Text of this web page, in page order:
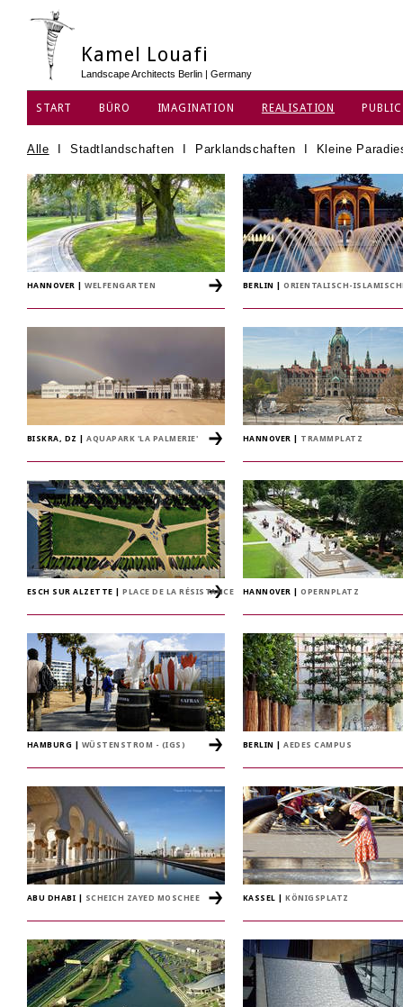
Kamel Louafi
Landscape Architects Berlin | Germany
START BÜRO IMAGINATION REALISATION
DATENSCHUTZ
Alle Stadtlandschaften Parklandschaften Kleine
HANNOVER |WELFENGARTEN BERLIN |ORIENTALISCH-
BISKRA, DZ |AQUAPARK 'LA PALMERIE' HANNOVER TRAMMPLATZ
ESCH SUR ALZETTE |PLACE DE LA RÉSISTANCE HANNOVER |OPERNPLATZ
HAMBURG WÜSTENSTROM - (IGS) BERLIN |AEDES CAMPUS
ABU DHABI SCHEICH ZAYED MOSCHEE KASSEL |KÖNIGSPLATZ